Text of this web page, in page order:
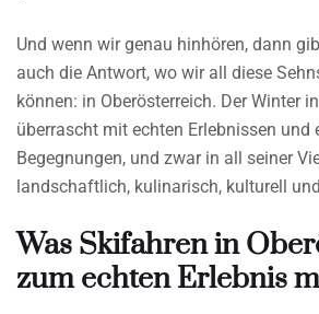
Und wenn wir genau hinhören, dann
auch die Antwort, wo wir all diese
können: in Oberösterreich. Der Winter
überrascht mit echten Erlebnissen und
Begegnungen, und zwar in all seiner
landschaftlich, kulinarisch, kulturell
Was Skifahren in
zum echten Erlebnis